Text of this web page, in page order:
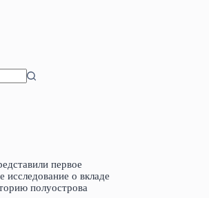
первое
исследование о вкладе
полуострова